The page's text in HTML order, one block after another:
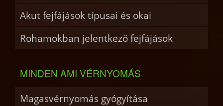
Akut fejfájások típusai és okai
Rohamokban jelentkező fejfájások
MINDEN AMI VÉRNYOMÁS
Magasvérnyomás gyógyítása